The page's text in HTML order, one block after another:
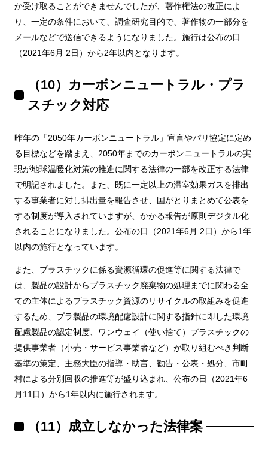
か受け取ることができませんでしたが、著作権法の改正によ
り、一定の条件において、調査研究目的で、著作物の一部分を
メールなどで送信できるようになりました。施行は公布の日
（2021年6月 2日）から2年以内となります。
（10）カーボンニュートラル・プラ
スチック対応
昨年の「2050年カーボンニュートラル」宣言やパリ協定に定め
る目標などを踏まえ、2050年までのカーボンニュートラルの実
現が地球温暖化対策の推進に関する法律の一部を改正する法律
で明記されました。また、既に一定以上の温室効果ガスを排出
する事業者に対し排出量を報告させ、国がとりまとめて公表を
する制度が導入されていますが、かかる報告が原則デジタル化
されることになりました。公布の日（2021年6月 2日）から1年
以内の施行となっています。
また、プラスチックに係る資源循環の促進等に関する法律で
は、製品の設計からプラスチック廃棄物の処理までに関わる全
ての主体によるプラスチック資源のリサイクルの取組みを促進
するため、プラ製品の環境配慮設計に関する指針に即した環境
配慮製品の認定制度、ワンウェイ（使い捨て）プラスチックの
提供事業者（小売・サービス事業者など）が取り組むべき判断
基準の策定、主務大臣の指導・助言、勧告・公表・処分、市町
村による分別回収の推進等が盛り込まれ、公布の日（2021年6
月11日）から1年以内に施行されます。
（11）成立しなかった法律案